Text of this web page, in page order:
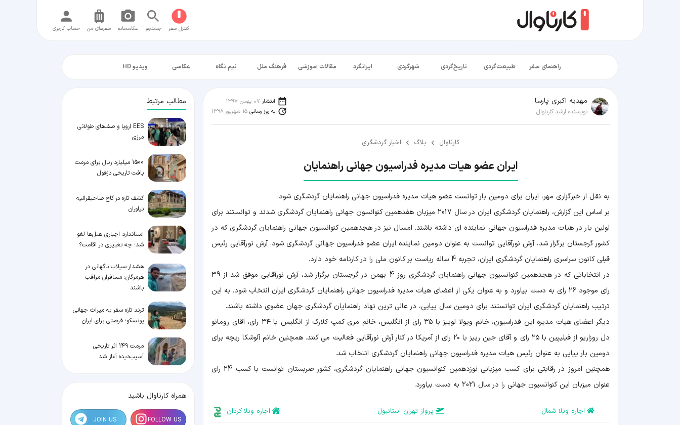
کنترل سفر جستجو عکاسخانه سفر‌های من حساب کاربری
راهنمای سفر طبیعت‌گردی تاریخ‌گردی شهرگردی ایرانگرد مقالات آموزشی فرهنگ ملل نیم نگاه عکاسی ویدیو HD
مهدیه اکبری پارسا
نویسنده ارشد کارناوال
انتشار 07 بهمن 1397
به روز رسانی 15 شهریور 1398
کارناوال بلاگ اخبار گردشگری
ایران عضو هیات‌ مدیره فدراسیون جهانی راهنمایان
به نقل از خبرگزاری مهر، ایران برای دومین بار توانست عضو هیات مدیره فدراسیون جهانی راهنمایان گردشگری شود.
بر اساس این گزارش، راهنمایان گردشگری ایران در سال 2017 میزبان هفدهمین کنوانسون جهانی راهنمایان گردشگری شدند و توانستند برای
اولین بار در هیات مدیره فدراسیون جهانی نماینده ای داشته باشند. امسال نیز در هجدهمین کنوانسیون جهانی راهنمایان گردشگری که در
کشور گرجستان برگزار شد، آرش نورآقایی توانست به عنوان دومین نماینده ایران عضو فدراسیون جهانی گردشگری شود. آرش نورآقایی رئیس
قبلی کانون سراسری راهنمایان گردشگری ایران، تجربه 4 ساله ریاست بر کانون ملی را در کارنامه خود دارد.
در انتخاباتی که در هجدهمین کنوانسیون جهانی راهنمایان گردشگری روز 4 بهمن در گرجستان برگزار شد، آرش نورآقایی موفق شد از 39
رای موجود 26 رای به دست بیاورد و به عنوان یکی از اعضای هیات مدیره فدراسیون جهانی راهنمایان گردشگری ایران انتخاب شود. به این
ترتیب راهنمایان گردشگری ایران توانستند برای دومین سال پیاپی، در عالی ترین نهاد راهنمایان گردشگری جهان عضوی داشته باشند.
دیگر اعضای هیات مدیره این فدراسیون، خانم ویولا لوییز با ۳۵ رای از انگلیس، خانم مری کمپ کلارک از انگلیس با ۳۴ رای، آقای رومانو
دل روزاریو از فیلیپین با ۲۵ رای و آقای جین رییز با ۲۰ رای از آمریکا در کنار آرش نورآقایی فعالیت می کنند. همچنین خانم آلوشکا ریچه برای
دومین بار پیایی به عنوان رئیس هیات مدیره فدراسیون جهانی راهنمایان گردشگری انتخاب شد.
همچنین امروز در رقابتی برای کسب میزبانی نوزدهمین کنوانسیون جهانی راهنمایان گردشگری، کشور صربستان توانست با کسب 24 رای
عنوان میزبان این کنوانسیون جهانی را در سال 2021 به دست بیاورد.
اجاره ویلا شمال پرواز تهران استانبول اجاره ویلا کردان
مطالب مرتبط
EES اروپا و صف‌های طولانی
مرزی
1500 میلیارد ریال برای مرمت
بافت تاریخی دزفول
کشف تازه در کاخ صاحبقرانیه
نیاوران
استاندارد اجباری هتل‌ها لغو
شد؛ چه تغییری در اقامت؟
هشدار سیلاب ناگهانی در
هرمزگان؛ مسافران مراقب
باشند
ترند تازه سفر به میراث جهانی
یونسکو؛ فرصتی برای ایران
مرمت 149 اثر تاریخی
آسیب‌دیده آغاز شد
همراه کارناوال باشید
FOLLOW US
JOIN US